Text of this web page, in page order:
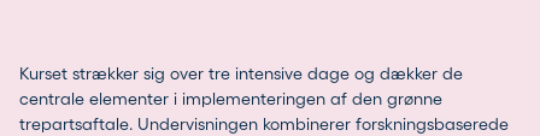
Kurset strækker sig over tre intensive dage og dækker de
centrale elementer i implementeringen af den grønne
trepartsaftale. Undervisningen kombinerer forskningsbaserede